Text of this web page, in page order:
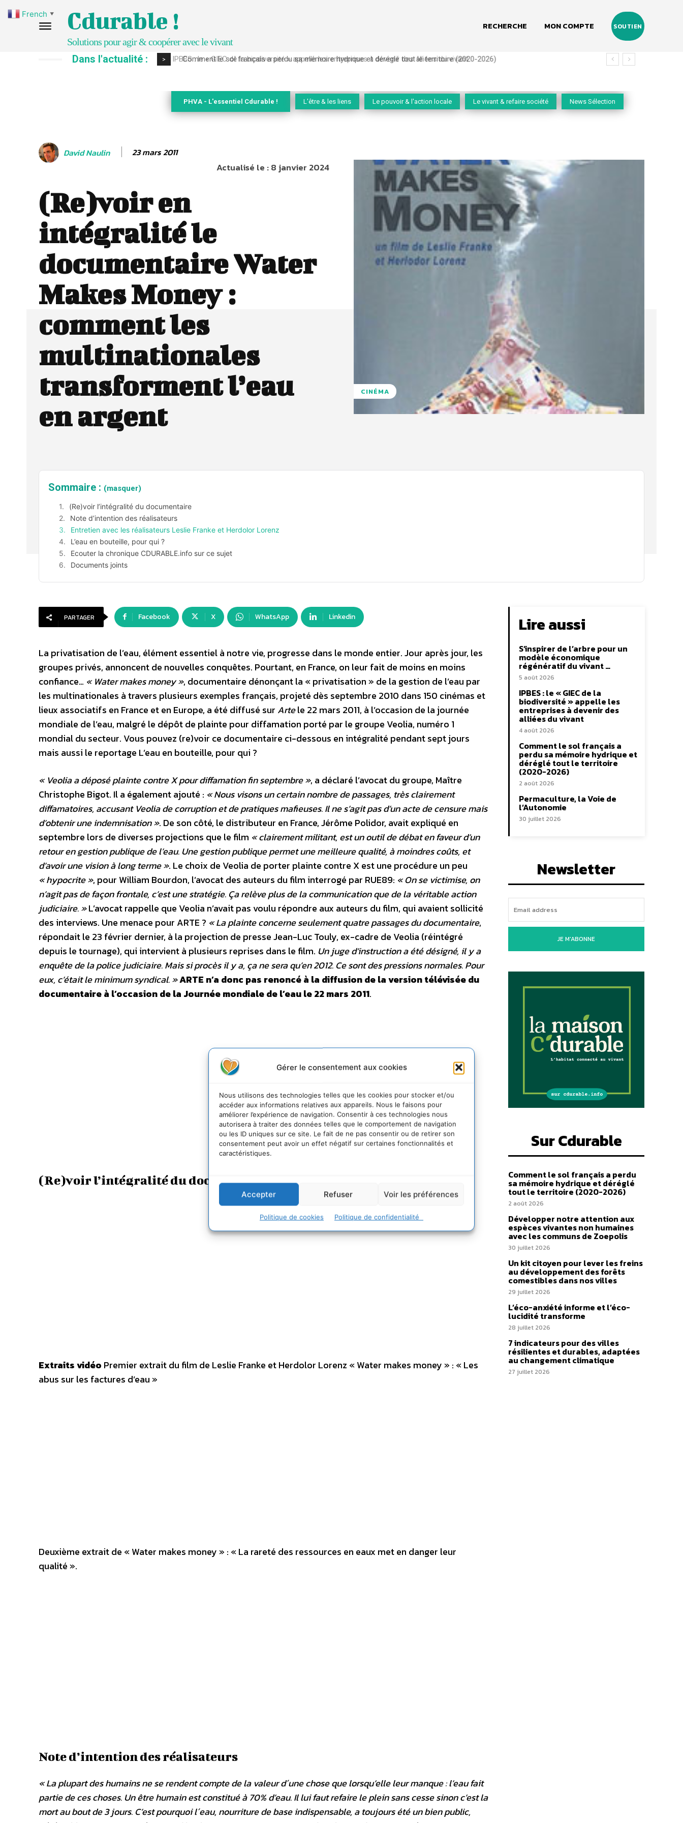
Gérer le consentement aux cookies
Nous utilisons des technologies telles que les cookies pour stocker et/ou
accéder aux informations relatives aux appareils. Nous le faisons pour
améliorer l’expérience de navigation. Consentir à ces technologies nous
autorisera à traiter des données telles que le comportement de navigation
ou les ID uniques sur ce site. Le fait de ne pas consentir ou de retirer son
consentement peut avoir un effet négatif sur certaines fonctionnalités et
caractéristiques.
Accepter Refuser Voir les préférences
Politique de cookies Politique de confidentialité
Cdurable !
Solutions pour agir & coopérer avec le vivant
RECHERCHE MON COMPTE SOUTIEN
Dans l'actualité : > Comment le sol français a perdu sa mémoire hydrique et déréglé tout le territoire (2020-2026)
PHVA - L'essentiel Cdurable ! L'être & les liens Le pouvoir & l'action locale Le vivant & refaire société News Sélection
David Naulin 23 mars 2011
Actualisé le :8 janvier 2024
(Re)voir en
intégralité le
documentaire Water
Makes Money :
comment les
multinationales
transforment l’eau
en argent
CINÉMA
Sommaire : (masquer)
(Re)voir l’intégralité du documentaire
Note d’intention des réalisateurs
Entretien avec les réalisateurs Leslie Franke et Herdolor Lorenz
L’eau en bouteille, pour qui ?
Ecouter la chronique CDURABLE.info sur ce sujet
Documents joints
PARTAGER Facebook X WhatsApp Linkedin
La privatisation de l’eau, élément essentiel à notre vie, progresse dans le monde entier. Jour après jour, les
groupes privés, annoncent de nouvelles conquêtes. Pourtant, en France, on leur fait de moins en moins
confiance… « Water makes money », documentaire dénonçant la « privatisation » de la gestion de l’eau par
les multinationales à travers plusieurs exemples français, projeté dès septembre 2010 dans 150 cinémas et
lieux associatifs en France et en Europe, a été diffusé sur Artele 22 mars 2011, à l’occasion de la journée
mondiale de l’eau, malgré le dépôt de plainte pour diffamation porté par le groupe Veolia, numéro 1
mondial du secteur. Vous pouvez (re)voir ce documentaire ci-dessous en intégralité pendant sept jours
mais aussi le reportage L’eau en bouteille, pour qui ?
« Veolia a déposé plainte contre X pour diffamation fin septembre », a déclaré l’avocat du groupe, Maître
Christophe Bigot. Il a également ajouté : « Nous visons un certain nombre de passages, très clairement
diffamatoires, accusant Veolia de corruption et de pratiques mafieuses. Il ne s’agit pas d’un acte de censure mais
d’obtenir une indemnisation ». De son côté, le distributeur en France, Jérôme Polidor, avait expliqué en
septembre lors de diverses projections que le film « clairement militant, est un outil de débat en faveur d’un
retour en gestion publique de l’eau. Une gestion publique permet une meilleure qualité, à moindres coûts, et
d’avoir une vision à long terme ». Le choix de Veolia de porter plainte contre X est une procédure un peu
« hypocrite », pour William Bourdon, l’avocat des auteurs du film interrogé par RUE89: « On se victimise, on
n’agit pas de façon frontale, c’est une stratégie. Ça relève plus de la communication que de la véritable action
judiciaire. »L’avocat rappelle que Veolia n’avait pas voulu répondre aux auteurs du film, qui avaient sollicité
des interviews. Une menace pour ARTE ? « La plainte concerne seulement quatre passages du documentaire,
répondait le 23 février dernier, à la projection de presse Jean-Luc Touly, ex-cadre de Veolia (réintégré
depuis le tournage), qui intervient à plusieurs reprises dans le film. Un juge d’instruction a été désigné, il y a
enquête de la police judiciaire. Mais si procès il y a, ça ne sera qu’en 2012. Ce sont des pressions normales. Pour
eux, c’était le minimum syndical. »ARTE n’a donc pas renoncé à la diffusion de la version télévisée du
documentaire à l’occasion de la Journée mondiale de l’eau le 22 mars 2011.
(Re)voir l’intégralité du documentaire
Extraits vidéo Premier extrait du film de Leslie Franke et Herdolor Lorenz « Water makes money » : « Les
abus sur les factures d’eau »
Deuxième extrait de « Water makes money » : « La rareté des ressources en eaux met en danger leur
qualité ».
Note d’intention des réalisateurs
« La plupart des humains ne se rendent compte de la valeur d´une chose que lorsqu’elle leur manque : l’eau fait
partie de ces choses. Un être humain est constitué à 70% d’eau. Il lui faut refaire le plein sans cesse sinon c’est la
mort au bout de 3 jours. C’est pourquoi l´eau, nourriture de base indispensable, a toujours été un bien public,
Lire aussi
S’inspirer de l’arbre pour un
modèle économique
régénératif du vivant …
5 août 2026
IPBES : le « GIEC de la
biodiversité » appelle les
entreprises à devenir des
alliées du vivant
4 août 2026
Comment le sol français a
perdu sa mémoire hydrique et
déréglé tout le territoire
(2020-2026)
2 août 2026
Permaculture, la Voie de
l’Autonomie
30 juillet 2026
Newsletter
JE M'ABONNE
Sur Cdurable
Comment le sol français a perdu
sa mémoire hydrique et déréglé
tout le territoire (2020-2026)
2 août 2026
Développer notre attention aux
espèces vivantes non humaines
avec les communs de Zoepolis
30 juillet 2026
Un kit citoyen pour lever les freins
au développement des forêts
comestibles dans nos villes
29 juillet 2026
L’éco-anxiété informe et l’éco-
lucidité transforme
28 juillet 2026
7 indicateurs pour des villes
résilientes et durables, adaptées
au changement climatique
27 juillet 2026
French ▼